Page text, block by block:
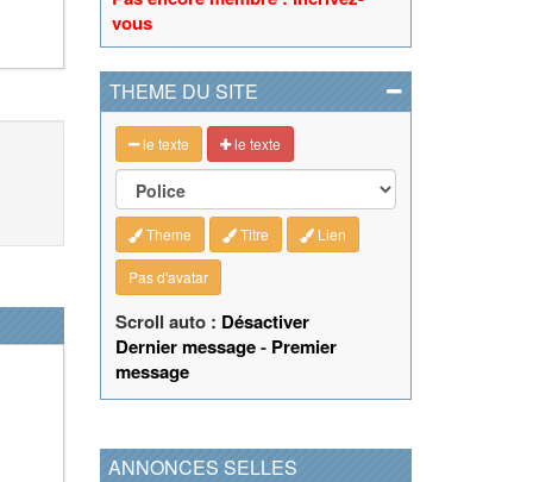
vous
THEME DU SITE
le texte le texte
Theme Titre Lien
Pas d'avatar
Scroll auto : Désactiver
Dernier message- Premier
message
ANNONCES SELLES